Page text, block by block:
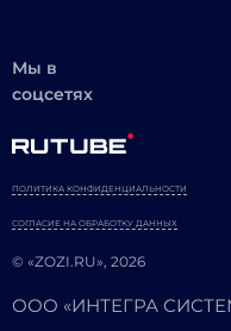
Мы в
соцсетях
© «ZOZI.RU», 2026
ПОЛИТИКА КОНФИДЕНЦИАЛЬНОСТИ
СОГЛАСИЕ НА ОБРАБОТКУ ДАННЫХ
ООО «ИНТЕГРА